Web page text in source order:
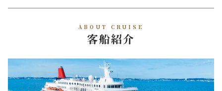
ABOUT CRUISE
客船紹介